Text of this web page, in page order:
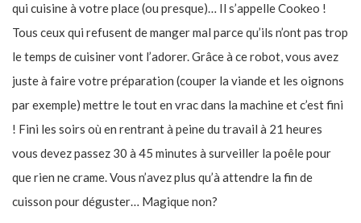
qui cuisine à votre place (ou presque)… Il s’appelle Cookeo !
Tous ceux qui refusent de manger mal parce qu’ils n’ont pas trop
le temps de cuisiner vont l’adorer. Grâce à ce robot, vous avez
juste à faire votre préparation (couper la viande et les oignons
par exemple) mettre le tout en vrac dans la machine et c’est fini
! Fini les soirs où en rentrant à peine du travail à 21 heures
vous devez passez 30 à 45 minutes à surveiller la poêle pour
que rien ne crame. Vous n’avez plus qu’à attendre la fin de
cuisson pour déguster… Magique non?